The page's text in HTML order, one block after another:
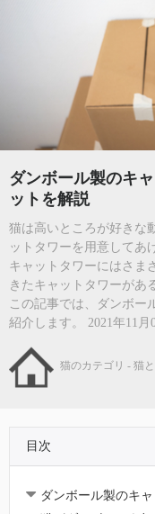
ダンボール製のキ
ットを解説
猫は高いところが好きな
ットタワーを用意してあ
キャットタワーにはさま
きたキャットタワーがあ
この記事では、ダンボー
紹介します。 2021年11月
猫のカテゴリ - 猫
目次
ダンボール製のキ